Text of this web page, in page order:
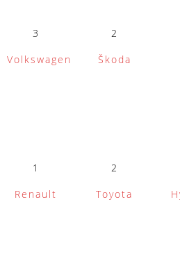
3
Volkswagen
2
Škoda
1
Renault
2
Toyota